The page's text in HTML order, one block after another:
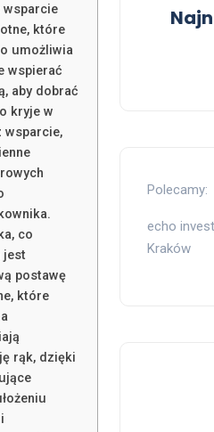
wsparcie
które
umożliwia
wspierać
aby dobrać
kryje w
wsparcie,
co
jest
postawę
które
rąk, dzięki
Polecamy:
echo
Kraków